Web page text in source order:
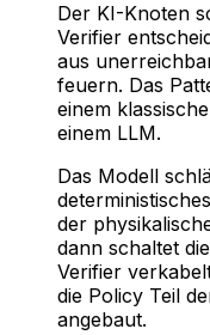
Der KI-Knoten
Verifier
aus
feuern. Das
einem
einem LLM.
Das Modell
der
dann schaltet
Verifier
die Policy Teil
angebaut.